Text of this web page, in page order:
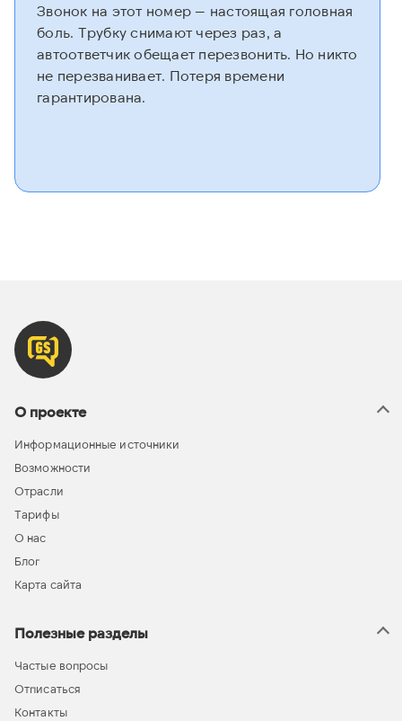
Звонок на этот номер — настоящая головная
боль. Трубку снимают через раз, а
автоответчик обещает перезвонить. Но никто
не перезванивает. Потеря времени
гарантирована.
О проекте
Информационные источники
Возможности
Отрасли
Тарифы
О нас
Блог
Карта сайта
Полезные разделы
Частые вопросы
Отписаться
Контакты